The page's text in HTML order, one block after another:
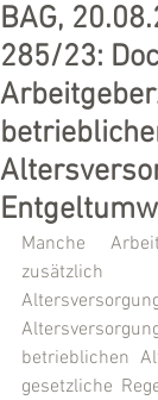
BAG,
285/23:
Manche
zusätzlich
betrieblichen
gesetzliche